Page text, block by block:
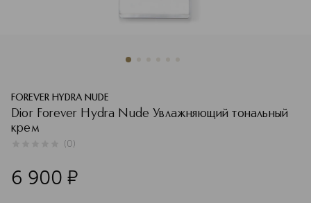
FOREVER HYDRA NUDE
Dior Forever Hydra Nude Увлажняющий тональный
крем
(0)
6 900 ¤